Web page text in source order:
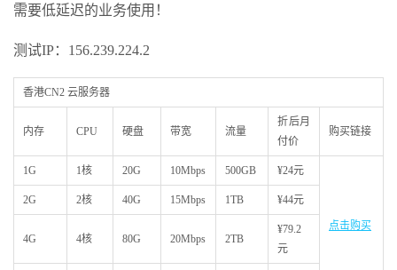
需要低延迟的业务使用！
测试IP：156.239.224.2
香港CN2 云服务器
内存 CPU 硬盘 带宽 流量
折后月
付价
购买链接
1G 1核 20G 10Mbps 500GB ¥24元
点击购买
2G 2核 40G 15Mbps 1TB ¥44元
4G 4核 80G 20Mbps 2TB
¥79.2
元